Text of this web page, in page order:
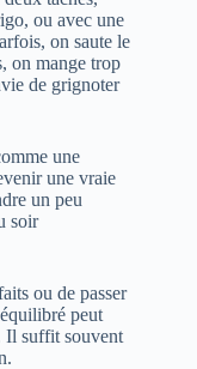
ou avec une
on saute le
on mange trop
de grignoter
une
une vraie
un peu
soir
ou de passer
peut
Il suffit souvent